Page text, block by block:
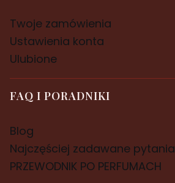
Twoje zamówienia
Ustawienia konta
Ulubione
FAQ I PORADNIKI
Blog
Najczęściej zadawane pytania
PRZEWODNIK PO PERFUMACH